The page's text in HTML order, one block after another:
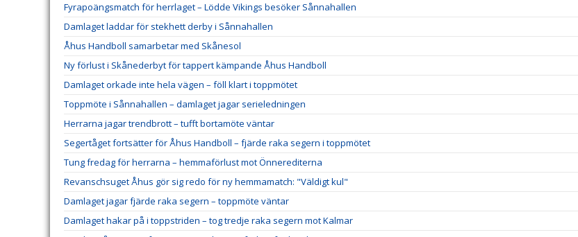
Fyrapoängsmatch för herrlaget – Lödde Vikings besöker Sånnahallen
Damlaget laddar för stekhett derby i Sånnahallen
Åhus Handboll samarbetar med Skånesol
Ny förlust i Skånederbyt för tappert kämpande Åhus Handboll
Damlaget orkade inte hela vägen – föll klart i toppmötet
Toppmöte i Sånnahallen – damlaget jagar serieledningen
Herrarna jagar trendbrott – tufft bortamöte väntar
Segertåget fortsätter för Åhus Handboll – fjärde raka segern i toppmötet
Tung fredag för herrarna – hemmaförlust mot Önnerediterna
Revanschsuget Åhus gör sig redo för ny hemmamatch: "Väldigt kul"
Damlaget jagar fjärde raka segern – toppmöte väntar
Damlaget hakar på i toppstriden – tog tredje raka segern mot Kalmar